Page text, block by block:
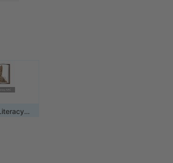
KlickTool Literacy AAC / Mehrplatzlizenz